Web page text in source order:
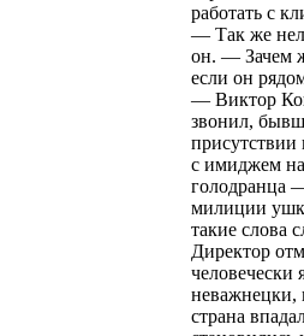
работать с
— Так же
он. — Зачем
если он
— Виктор
звонил,
присутствии
с имиджем
голодранца
милиции
такие слова
Директор
неважнецки,
страна